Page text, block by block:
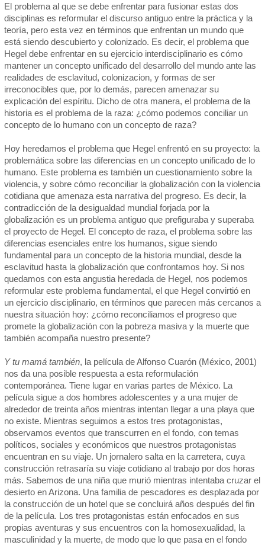
El problema al que se debe enfrentar para fusionar estas dos
disciplinas es reformular el discurso antiguo entre la práctica y la
teoría, pero esta vez en términos que enfrentan un mundo que
está siendo descubierto y colonizado. Es decir, el problema que
Hegel debe enfrentar en su ejercicio interdisciplinario es cómo
mantener un concepto unificado del desarrollo del mundo ante las
realidades de esclavitud, colonizacion, y formas de ser
irreconocibles que, por lo demás, parecen amenazar su
explicación del espíritu. Dicho de otra manera, el problema de la
historia es el problema de la raza: ¿cómo podemos conciliar un
concepto de lo humano con un concepto de raza?
Hoy heredamos el problema que Hegel enfrentó en su proyecto: la
problemática sobre las diferencias en un concepto unificado de lo
humano. Este problema es también un cuestionamiento sobre la
violencia, y sobre cómo reconciliar la globalización con la violencia
cotidiana que amenaza esta narrativa del progreso. Es decir, la
contradicción de la desigualdad mundial forjada por la
globalización es un problema antiguo que prefiguraba y superaba
el proyecto de Hegel. El concepto de raza, el problema sobre las
diferencias esenciales entre los humanos, sigue siendo
fundamental para un concepto de la historia mundial, desde la
esclavitud hasta la globalización que confrontamos hoy. Si nos
quedamos con esta angustia heredada de Hegel, nos podemos
reformular este problema fundamental, el que Hegel convirtió en
un ejercicio disciplinario, en términos que parecen más cercanos a
nuestra situación hoy: ¿cómo reconciliamos el progreso que
promete la globalización con la pobreza masiva y la muerte que
también acompaña nuestro presente?
Y tu mamá también, la película de Alfonso Cuarón (México, 2001)
nos da una posible respuesta a esta reformulación
contemporánea. Tiene lugar en varias partes de México. La
película sigue a dos hombres adolescentes y a una mujer de
alrededor de treinta años mientras intentan llegar a una playa que
no existe. Mientras seguimos a estos tres protagonistas,
observamos eventos que transcurren en el fondo, con temas
políticos, sociales y económicos que nuestros protagonistas
encuentran en su viaje. Un jornalero salta en la carretera, cuya
construcción retrasaría su viaje cotidiano al trabajo por dos horas
más. Sabemos de una niña que murió mientras intentaba cruzar el
desierto en Arizona. Una familia de pescadores es desplazada por
la construcción de un hotel que se concluirá años después del fin
de la película. Los tres protagonistas están enfocados en sus
propias aventuras y sus encuentros con la homosexualidad, la
masculinidad y la muerte, de modo que lo que pasa en el fondo